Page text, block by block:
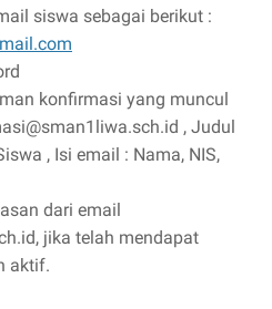
siswa sebagai berikut :
konfirmasi yang muncul
, Judul
, Isi email : Nama, NIS,
dari email
jika telah mendapat
aktif.